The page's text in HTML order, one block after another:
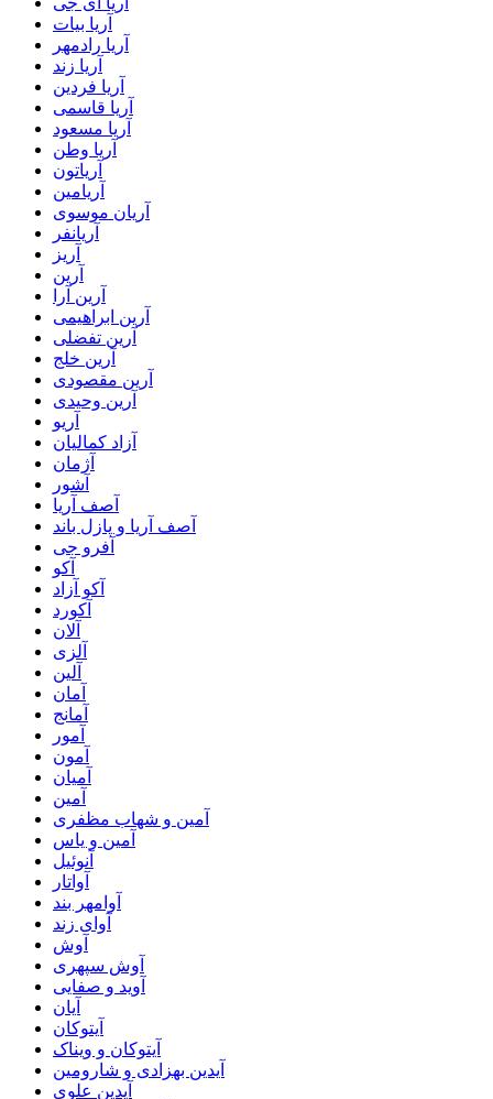
آریا بیات
آریا رادمهر
آریا زند
آریا فردین
آریا قاسمی
آریا مسعود
آریا وطن
آریاتون
آریامین
آریان موسوی
آریانفر
آریز
آرین
آرین آرا
آرین ابراهیمی
آرین تفضلی
آرین خلج
آرین مقصودی
آرین وحیدی
آریو
آزاد کمالیان
آژمان
آشور
آصف آریا
آصف آریا و پازل باند
آفرو جی
آکو
آکو آزاد
آکورد
آلان
آلزی
آلین
آمان
آمانج
آمور
آمون
آمیان
آمین
آمین و شهاب مظفری
آمین و یاس
آنوئیل
آواتار
آوامهر بند
آوای زند
آوش
آوش سپهری
آوید و صفایی
آیان
آیتوکان
آیتوکان و ویناک
آیدین بهزادی و شارومین
آیدین علوی